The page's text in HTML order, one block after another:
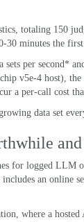
, totaling 150
30 minutes the
sets per second*
v5e-4 host), the
a per-call cost
data set
for logged LLM
an online
, where a